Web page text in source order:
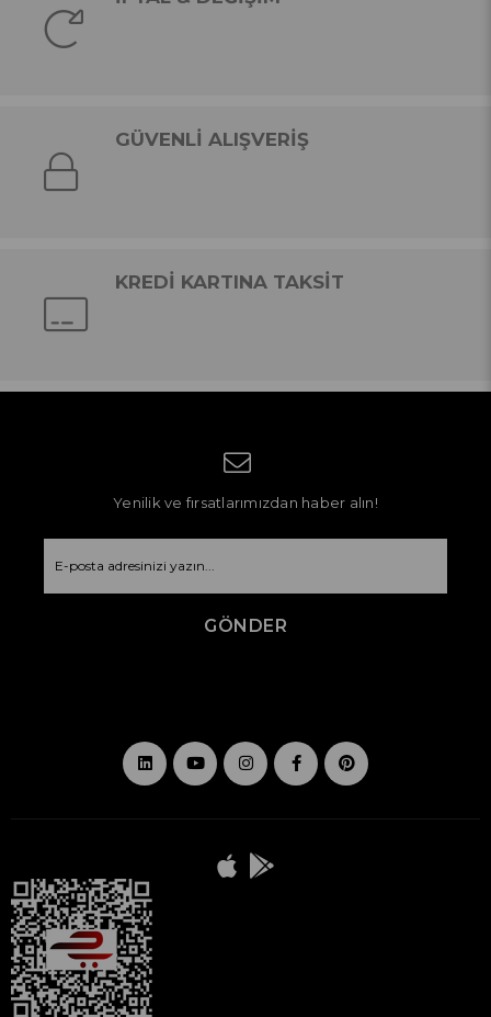
GÜVENLİ ALIŞVERİŞ
KREDİ KARTINA TAKSİT
Yenilik ve fırsatlarımızdan haber alın!
GÖNDER